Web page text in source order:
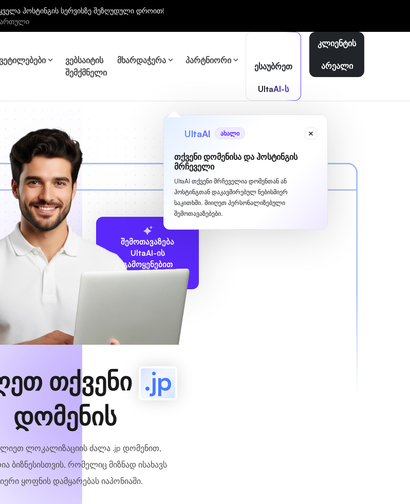
ჰოსტინგის სერვისზე შეზღუდული დროით!
ვებსაიტის
შემქმნელი
მხარდაჭერა პარტნიორი
ესაუბრეთ
UltaAI-ს
UltaAI ახალი
თქვენი დომენისა და ჰოსტინგის
მრჩეველი
UltaAI თქვენი მრჩეველია დომენთან ან
ჰოსტინგთან დაკავშირებულ ნებისმიერ
საკითხში. მიიღეთ პერსონალიზებული
შემოთავაზებები.
კლიენტის
არეალი
შემოთავაზება
UltaAI-ის
გამოყენებით
თქვენი .jp
დომენის
ლოკალიზაციის ძალა .jp დომენით,
ბიზნესისთვის, რომელიც მიზნად ისახავს
ყოფნის დამყარებას იაპონიაში.